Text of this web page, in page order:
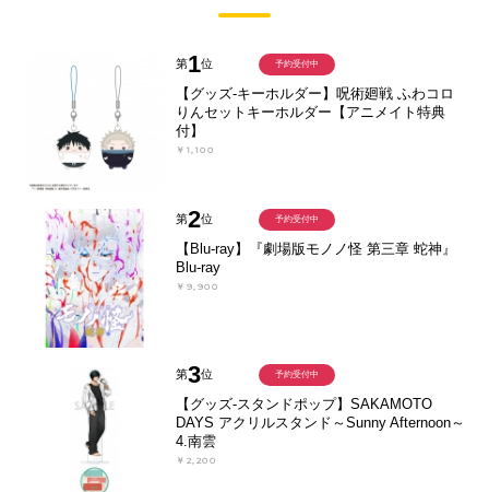
第1位
【グッズ-キーホルダー】呪術廻戦 ふわコロ
りんセットキーホルダー【アニメイト特典
付】
￥1,100
予約受付中
第2位
【Blu-ray】『劇場版モノノ怪 第三章 蛇神』
Blu-ray
￥9,900
予約受付中
第3位
【グッズ-スタンドポップ】SAKAMOTO
DAYS アクリルスタンド～Sunny Afternoon～
4.南雲
￥2,200
予約受付中